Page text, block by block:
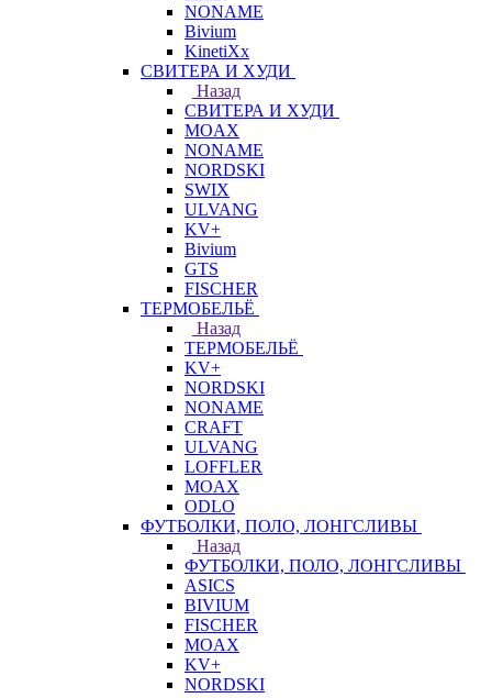
NONAME
Bivium
KinetiXx
СВИТЕРА И ХУДИ
Назад
СВИТЕРА И ХУДИ
MOAX
NONAME
NORDSKI
SWIX
ULVANG
KV+
Bivium
GTS
FISCHER
ТЕРМОБЕЛЬЁ
Назад
ТЕРМОБЕЛЬЁ
KV+
NORDSKI
NONAME
CRAFT
ULVANG
LOFFLER
MOAX
ODLO
ФУТБОЛКИ, ПОЛО, ЛОНГСЛИВЫ
Назад
ФУТБОЛКИ, ПОЛО, ЛОНГСЛИВЫ
ASICS
BIVIUM
FISCHER
MOAX
KV+
NORDSKI